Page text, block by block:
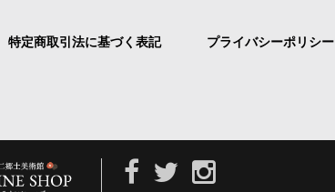
特定商取引法に基づく表記 プライバシーポリシー